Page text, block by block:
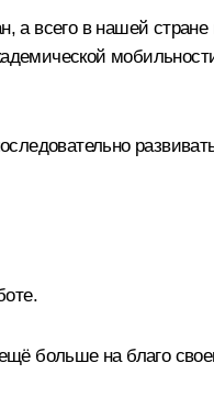
а всего в нашей
развивать
больше на благо